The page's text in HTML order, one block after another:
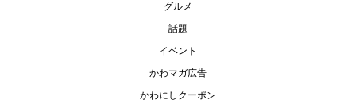
グルメ
話題
イベント
かわマガ広告
かわにしクーポン